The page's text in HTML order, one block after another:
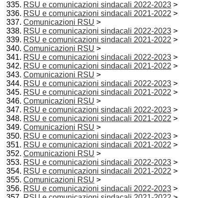
RSU e comunicazioni sindacali 2022-2023 >
RSU e comunicazioni sindacali 2021-2022 >
Comunicazioni RSU >
RSU e comunicazioni sindacali 2022-2023 >
RSU e comunicazioni sindacali 2021-2022 >
Comunicazioni RSU >
RSU e comunicazioni sindacali 2022-2023 >
RSU e comunicazioni sindacali 2021-2022 >
Comunicazioni RSU >
RSU e comunicazioni sindacali 2022-2023 >
RSU e comunicazioni sindacali 2021-2022 >
Comunicazioni RSU >
RSU e comunicazioni sindacali 2022-2023 >
RSU e comunicazioni sindacali 2021-2022 >
Comunicazioni RSU >
RSU e comunicazioni sindacali 2022-2023 >
RSU e comunicazioni sindacali 2021-2022 >
Comunicazioni RSU >
RSU e comunicazioni sindacali 2022-2023 >
RSU e comunicazioni sindacali 2021-2022 >
Comunicazioni RSU >
RSU e comunicazioni sindacali 2022-2023 >